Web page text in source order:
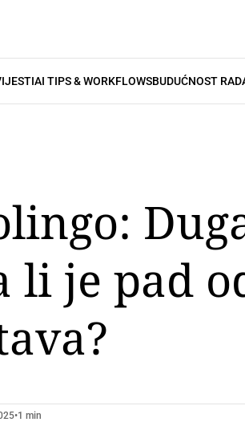
AI TIPS & WORKFLOWSBUDUĆNOST
li je pad
•1 min